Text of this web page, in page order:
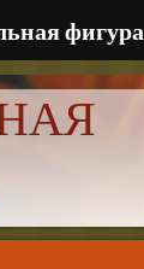
фигура